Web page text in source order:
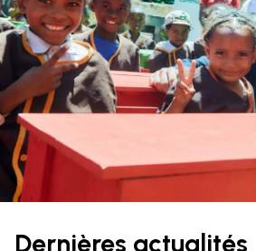
Dernières actualités